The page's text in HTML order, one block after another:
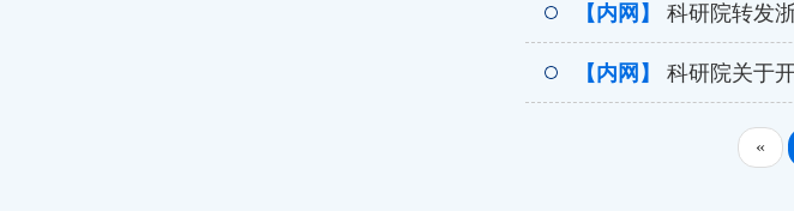
【内网】 科研院转发
【内网】 科研院关于
«